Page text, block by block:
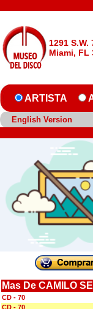
1291
Miami, FL
ARTISTA
English Version
Mas De CAMILO
CD - 70
CD - 70